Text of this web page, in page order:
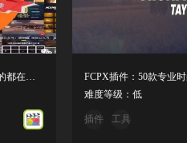
最新Final Cut Pro X插件全集，你想要的都在这里了！
难度等级：低
插件 工具